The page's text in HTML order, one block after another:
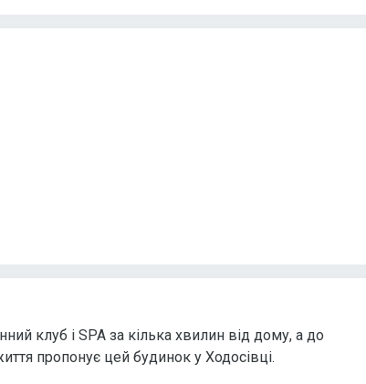
клуб і SPA за кілька хвилин від дому, а до
пропонує цей будинок у Ходосівці.